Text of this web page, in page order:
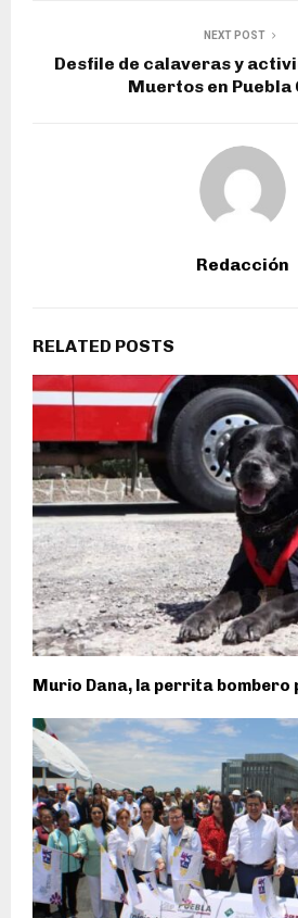
NEXT POST
Desfile de calaveras y
Muertos en Puebla
Redacción
RELATED POSTS
Murio Dana, la perrita bombero